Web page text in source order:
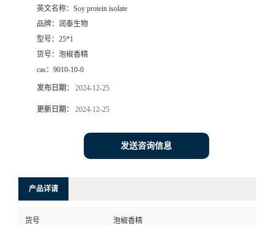
英文名称： Soy protein isolate
品牌： 润泰生物
型号： 25*1
货号： 泡椒香精
cas： 9010-10-0
发布日期： 2024-12-25
更新日期： 2024-12-25
发送咨询信息
产品详请
货号 泡椒香精